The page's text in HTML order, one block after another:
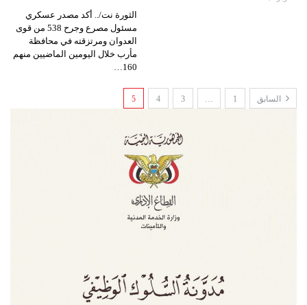
الثورة نت/.. أكد مصدر عسكري
مسئول مصرع وجرح 538 من قوى
العدوان ومرتزقته في محافظة
مأرب خلال اليومين الماضيين منهم
160…
السابق 1
…
3
4
5